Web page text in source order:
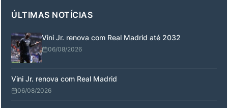
ÚLTIMAS NOTÍCIAS
Vini Jr. renova com Real Madrid até 2032
06/08/2026
Vini Jr. renova com Real Madrid
06/08/2026